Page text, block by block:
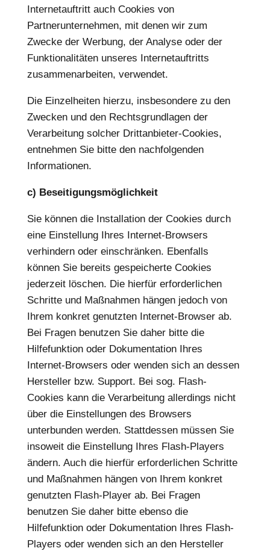
Internetauftritt auch Cookies von
Partnerunternehmen, mit denen wir zum
Zwecke der Werbung, der Analyse oder der
Funktionalitäten unseres Internetauftritts
zusammenarbeiten, verwendet.
Die Einzelheiten hierzu, insbesondere zu den
Zwecken und den Rechtsgrundlagen der
Verarbeitung solcher Drittanbieter-Cookies,
entnehmen Sie bitte den nachfolgenden
Informationen.
c) Beseitigungsmöglichkeit
Sie können die Installation der Cookies durch
eine Einstellung Ihres Internet-Browsers
verhindern oder einschränken. Ebenfalls
können Sie bereits gespeicherte Cookies
jederzeit löschen. Die hierfür erforderlichen
Schritte und Maßnahmen hängen jedoch von
Ihrem konkret genutzten Internet-Browser ab.
Bei Fragen benutzen Sie daher bitte die
Hilfefunktion oder Dokumentation Ihres
Internet-Browsers oder wenden sich an dessen
Hersteller bzw. Support. Bei sog. Flash-
Cookies kann die Verarbeitung allerdings nicht
über die Einstellungen des Browsers
unterbunden werden. Stattdessen müssen Sie
insoweit die Einstellung Ihres Flash-Players
ändern. Auch die hierfür erforderlichen Schritte
und Maßnahmen hängen von Ihrem konkret
genutzten Flash-Player ab. Bei Fragen
benutzen Sie daher bitte ebenso die
Hilfefunktion oder Dokumentation Ihres Flash-
Players oder wenden sich an den Hersteller